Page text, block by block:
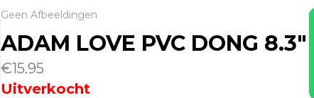
Geen Afbeeldingen
ADAM LOVE PVC DONG 8.3″
€15.95
Uitverkocht